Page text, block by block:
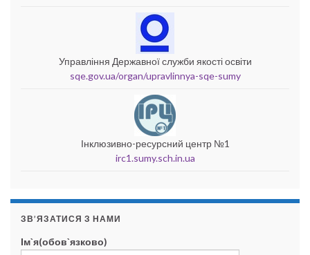
Управління Державної служби якості освіти
sqe.gov.ua/organ/upravlinnya-sqe-sumy
Інклюзивно-ресурсний центр №1
irc1.sumy.sch.in.ua
ЗВ’ЯЗАТИСЯ З НАМИ
Ім`я(обов`язково)